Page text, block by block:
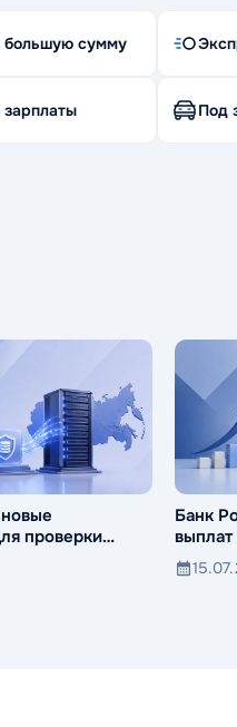
большую сумму
Под
проверки
Банк